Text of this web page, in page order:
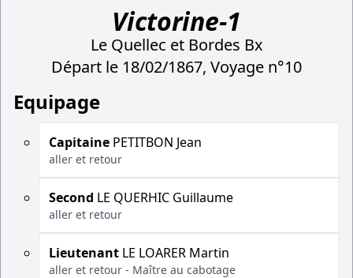
Victorine-1
Le Quellec et Bordes Bx
Départ le 18/02/1867, Voyage n°10
Equipage
Capitaine PETITBON Jean
aller et retour
Second LE QUERHIC Guillaume
aller et retour
Lieutenant LE LOARER Martin
aller et retour - Maître au cabotage